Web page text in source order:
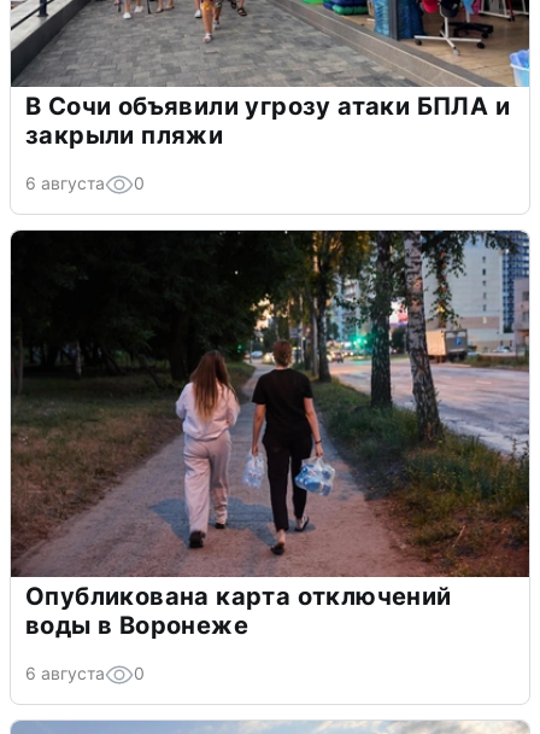
В Сочи объявили угрозу атаки БПЛА и
закрыли пляжи
6 августа 0
Опубликована карта отключений
воды в Воронеже
6 августа 0